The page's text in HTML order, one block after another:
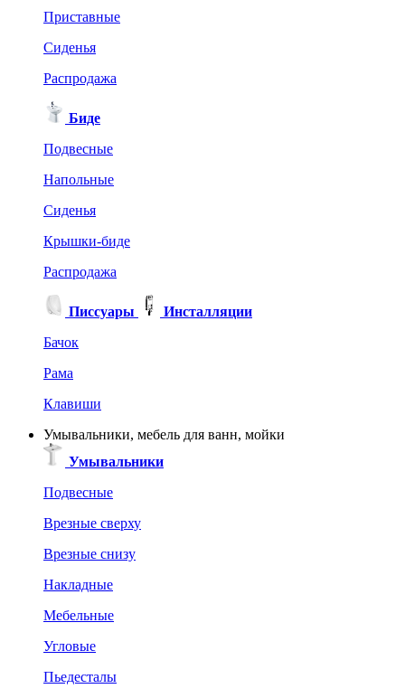
Приставные
Сиденья
Распродажа
Биде
Подвесные
Напольные
Сиденья
Крышки-биде
Распродажа
Писсуары
Инсталляции
Бачок
Рама
Клавиши
Умывальники, мебель для ванн, мойки
Умывальники
Подвесные
Врезные сверху
Врезные снизу
Накладные
Мебельные
Угловые
Пьедесталы